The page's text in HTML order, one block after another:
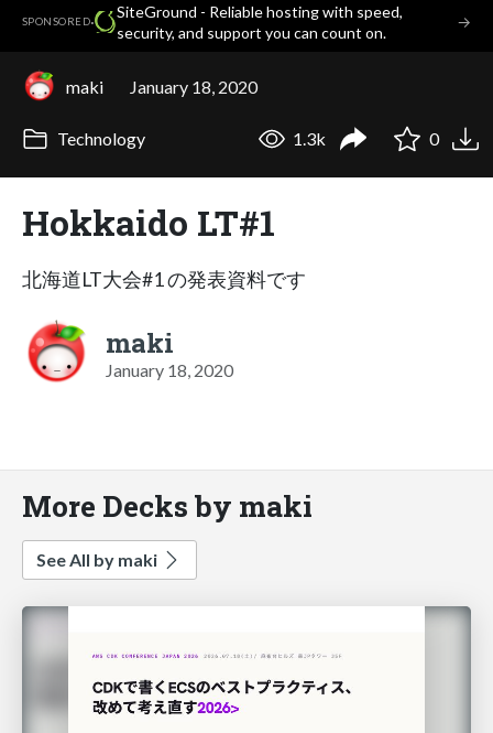
SPONSORED·
SiteGround - Reliable hosting with speed,
security, and support you can count on.
→
maki January 18, 2020
Technology 1.3k 0
Hokkaido LT#1
北海道LT大会#1 の発表資料です
maki
January 18, 2020
More Decks by maki
See All by maki